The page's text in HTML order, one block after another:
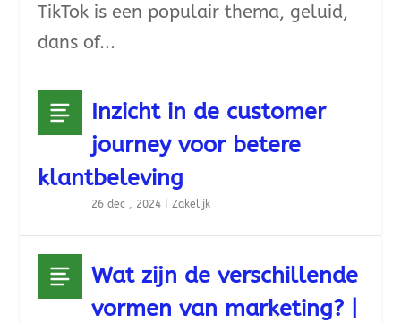
TikTok is een populair thema, geluid,
dans of...
Inzicht in de customer
journey voor betere
klantbeleving
26 dec , 2024 |Zakelijk
Wat zijn de verschillende
vormen van marketing? |